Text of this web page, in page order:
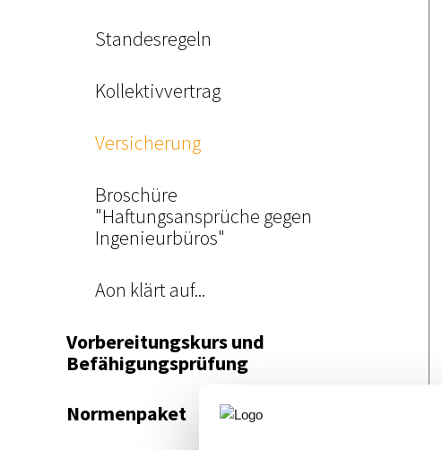
Standesregeln
Kollektivvertrag
Versicherung
Broschüre
"Haftungsansprüche gegen
Ingenieurbüros"
Aon klärt auf...
Vorbereitungskurs und
Befähigungsprüfung
Normenpaket